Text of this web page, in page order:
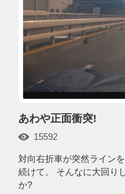
あわや正面衝突!
15592
対向右折車が突然ライン
続けて。 そんなに大回り
か?